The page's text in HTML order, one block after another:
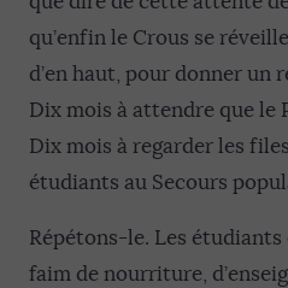
qu’enfin le Crous se
d’en haut, pour donner un
Dix mois à attendre que le
Dix mois à regarder les
étudiants au Secours
Répétons-le. Les
faim de nourriture,